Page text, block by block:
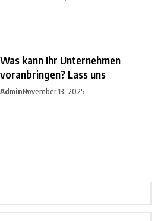
Was kann Ihr Unternehmen
voranbringen? Lass uns
AdminNovember 13, 2025